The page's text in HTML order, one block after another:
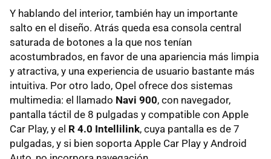
Y hablando del interior, también hay un importante
salto en el diseño. Atrás queda esa consola central
saturada de botones a la que nos tenían
acostumbrados, en favor de una apariencia más limpia
y atractiva, y una experiencia de usuario bastante más
intuitiva. Por otro lado, Opel ofrece dos sistemas
multimedia: el llamado Navi 900, con navegador,
pantalla táctil de 8 pulgadas y compatible con Apple
Car Play, y el R 4.0 Intellilink, cuya pantalla es de 7
pulgadas, y si bien soporta Apple Car Play y Android